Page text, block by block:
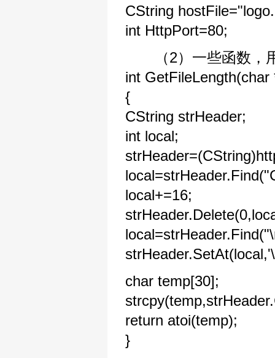
CString
int HttpPort=80;
（2）一些函数，用
int GetFileLength(char
{
CString strHeader;
int local;
local+=16;
char temp[30];
return atoi(temp);
}